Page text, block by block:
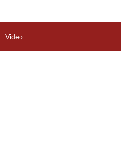
Video